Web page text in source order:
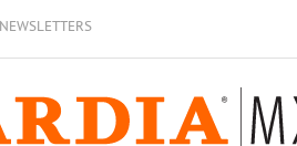
NEWSLETTERS